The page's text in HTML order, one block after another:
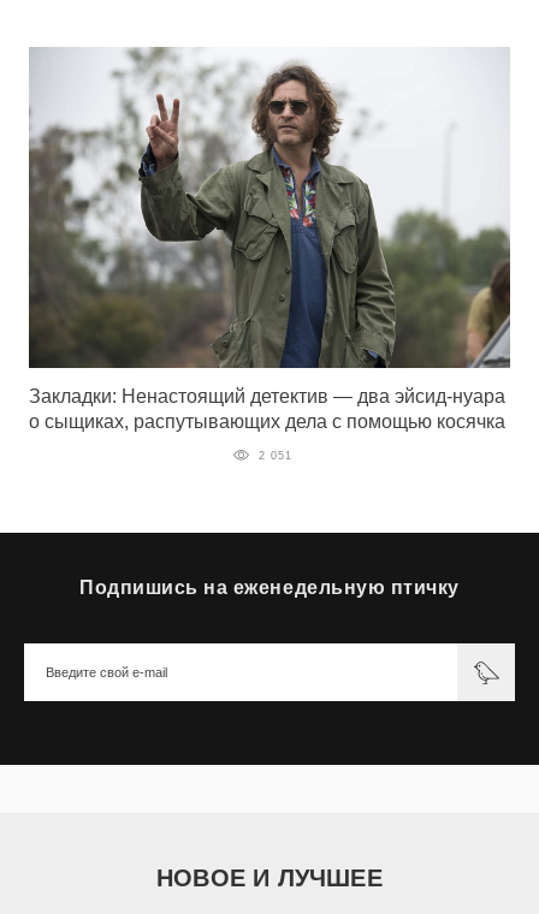
Закладки: Ненастоящий детектив — два эйсид-нуара
о сыщиках, распутывающих дела с помощью косячка
2 051
Подпишись на еженедельную птичку
НОВОЕ И ЛУЧШЕЕ